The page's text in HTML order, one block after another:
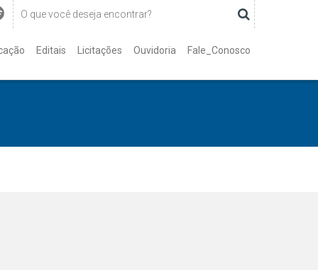
Editais Licitações Ouvidoria Fale_Conosco